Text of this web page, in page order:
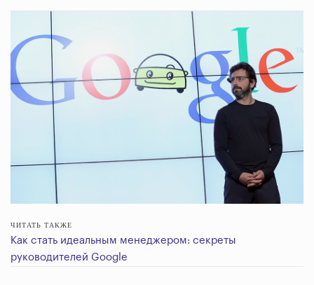
ЧИТАТЬ ТАКЖЕ
Как стать идеальным менеджером: секреты
руководителей Google